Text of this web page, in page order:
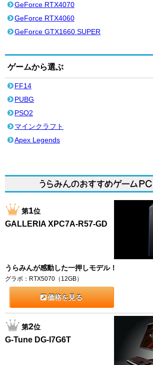
GeForce RTX4070
GeForce RTX4060
GeForce GTX1660 SUPER
ゲームから選ぶ
FF14
PUBG
PSO2
マインクラフト
Apex Legends
第1位
GALLERIA XPC7A-R57-GD
うらみんが感動した一押しモデル！
グラボ：RTX5070（12GB）
価格を見る
第2位
G-Tune DG-I7G6T